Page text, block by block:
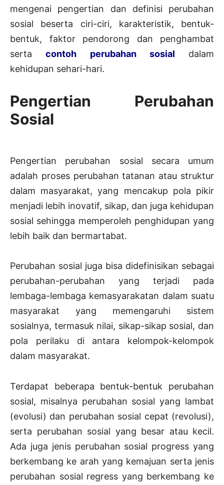
mengenai pengertian dan definisi perubahan
sosial beserta ciri-ciri, karakteristik, bentuk-
bentuk, faktor pendorong dan penghambat
sertacontoh perubahan sosial dalam
kehidupan sehari-hari.
Pengertian Perubahan
Sosial
Pengertian perubahan sosial secara umum
adalah proses perubahan tatanan atau struktur
dalam masyarakat, yang mencakup pola pikir
menjadi lebih inovatif, sikap, dan juga kehidupan
sosial sehingga memperoleh penghidupan yang
lebih baik dan bermartabat.
Perubahan sosial juga bisa didefinisikan sebagai
perubahan-perubahan yang terjadi pada
lembaga-lembaga kemasyarakatan dalam suatu
masyarakat yang memengaruhi sistem
sosialnya, termasuk nilai, sikap-sikap sosial, dan
pola perilaku di antara kelompok-kelompok
dalam masyarakat.
Terdapat beberapa bentuk-bentuk perubahan
sosial, misalnya perubahan sosial yang lambat
(evolusi) dan perubahan sosial cepat (revolusi),
serta perubahan sosial yang besar atau kecil.
Ada juga jenis perubahan sosial progress yang
berkembang ke arah yang kemajuan serta jenis
perubahan sosial regress yang berkembang ke